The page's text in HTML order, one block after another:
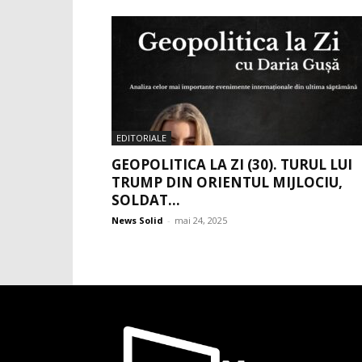
EDITORIALE
GEOPOLITICA LA ZI (30). TURUL LUI
TRUMP DIN ORIENTUL MIJLOCIU,
SOLDAT...
News Solid - mai 24, 2025